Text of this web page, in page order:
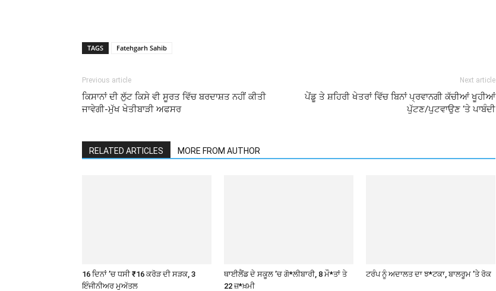
TAGS Fatehgarh Sahib
Previous article
ਕਿਸਾਨਾਂ ਦੀ ਲੁੱਟ ਕਿਸੇ ਵੀ ਸੂਰਤ ਵਿੱਚ ਬਰਦਾਸ਼ਤ ਨਹੀਂ ਕੀਤੀ
ਜਾਵੇਗੀ-ਮੁੱਖ ਖੇਤੀਬਾੜੀ ਅਫਸਰ
Next article
ਪੇਂਡੂ ਤੇ ਸ਼ਹਿਰੀ ਖੇਤਰਾਂ ਵਿੱਚ ਬਿਨਾਂ ਪ੍ਰਵਾਨਗੀ ਕੱਚੀਆਂ ਖੂਹੀਆਂ
ਪੁੱਟਣ/ਪੁਟਵਾਉਣ ‘ਤੇ ਪਾਬੰਦੀ
RELATED ARTICLES MORE FROM AUTHOR
16 ਦਿਨਾਂ ’ਚ ਧਸੀ ₹16 ਕਰੋੜ ਦੀ ਸੜਕ, 3
ਇੰਜੀਨੀਅਰ ਮੁਅੱਤਲ
ਥਾਈਲੈਂਡ ਦੇ ਸਕੂਲ ’ਚ ਗੋ*ਲੀਬਾਰੀ, 8 ਮੌ*ਤਾਂ ਤੇ
22 ਜ਼*ਖ਼ਮੀ
ਟਰੰਪ ਨੂੰ ਅਦਾਲਤ ਦਾ ਝ*ਟਕਾ, ਬਾਲਰੂਮ ’ਤੇ ਰੋਕ